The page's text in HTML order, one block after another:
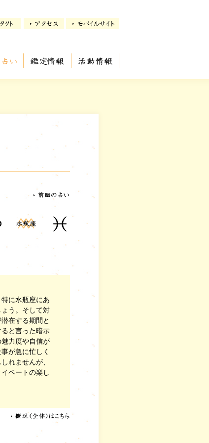
に水瓶座にあ
う。そして対
在する期間と
と言った暗示
力度や自信が
が急に忙しく
れませんが、
ベートの楽し